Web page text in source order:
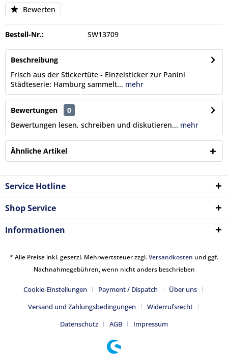
Bewerten
Bestell-Nr.: SW13709
Beschreibung
Frisch aus der Stickertüte - Einzelsticker zur Panini
Städteserie: Hamburg sammelt... mehr
Bewertungen
0
Bewertungen lesen, schreiben und diskutieren... mehr
Ähnliche Artikel
Service Hotline
Shop Service
Informationen
* Alle Preise inkl. gesetzl. Mehrwertsteuer zzgl.Versandkosten und ggf.
Nachnahmegebühren, wenn nicht anders beschrieben
Cookie-Einstellungen Payment / Dispatch
Über uns
Versand und Zahlungsbedingungen
Widerrufsrecht
Datenschutz
AGB Impressum